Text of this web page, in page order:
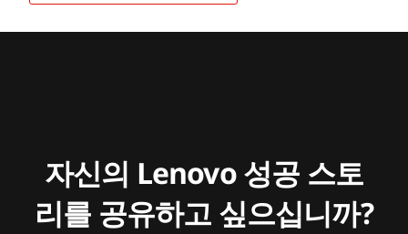
자신의 Lenovo 성공 스토
리를 공유하고 싶으십니까?